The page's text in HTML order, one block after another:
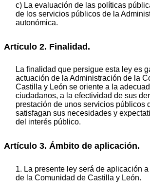
c) La evaluación de las políticas
de los servicios públicos de la
autonómica.
Artículo 2. Finalidad.
La finalidad que persigue esta ley es
actuación de la Administración de la
Castilla y León se oriente a la
ciudadanos, a la efectividad de sus
prestación de unos servicios públicos
satisfagan sus necesidades y
del interés público.
Artículo 3. Ámbito de aplicación.
1. La presente ley será de aplicación
de la Comunidad de Castilla y León.